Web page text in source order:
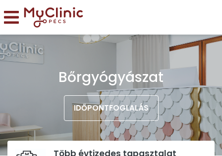
Bőrgyógyászat
IDŐPONTFOGLALÁS
Több évtizedes tapasztalat